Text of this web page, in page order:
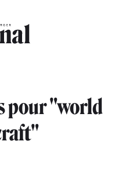
pour "world